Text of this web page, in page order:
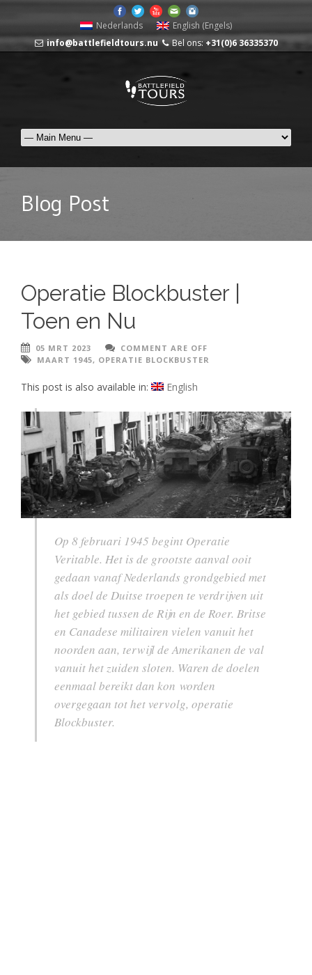
Nederlands English (Engels)
info@battlefieldtours.nu
Bel ons: +31(0)6 36335370
Blog Post
Operatie Blockbuster |
Toen en Nu
05 MRT 2023
COMMENT ARE OFF
MAART 1945, OPERATIE BLOCKBUSTER
This post is also available in: English
Op 8 februari 1945 begint Operatie
Veritable. Het is de grootste aanval ooit
gedaan vanaf Nederlands grondgebied met
als doel de Duitse troepen te verdrijven uit
het gebied tussen de Rijn en de Roer. Britse
en Canadese militairen vielen vanuit het
noorden aan, terwijl de Amerikanen de val
vanuit het zuiden sloten. Waren de doelen
eenmaal bereikt dan kon worden
overgegaan tot het vervolg, operatie
Blockbuster.